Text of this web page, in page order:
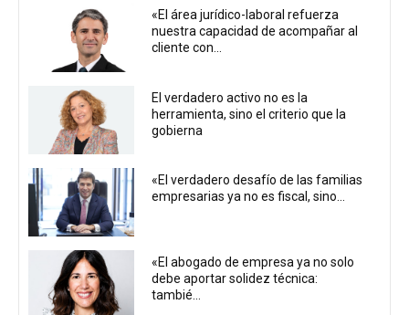
«El área jurídico-laboral refuerza
nuestra capacidad de acompañar al
cliente con...
El verdadero activo no es la
herramienta, sino el criterio que la
gobierna
«El verdadero desafío de las familias
empresarias ya no es fiscal, sino...
«El abogado de empresa ya no solo
debe aportar solidez técnica:
tambié...